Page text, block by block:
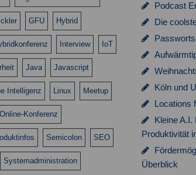
GFU Hybrid
Interview IoT
Java Javascript
Intelligenz Linux Meetup
Online-Konferenz
Semicolon SEO
Systemadministration
Podcast
Die
Köln und
Locations
Kleine A.I.
Produktivität
Überblick